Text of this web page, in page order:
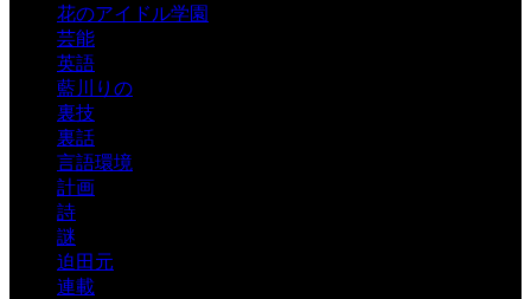
花のアイドル学園
芸能
英語
藍川りの
裏技
裏話
言語環境
計画
詩
謎
迫田元
連載